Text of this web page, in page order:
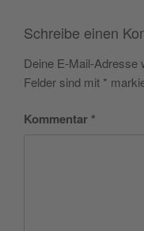
Schreibe einen
Deine E-Mail-Adresse
Felder sind mit *
Kommentar *